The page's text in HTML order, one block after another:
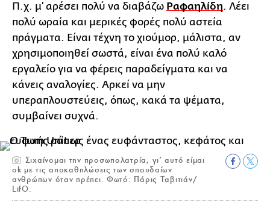
Π.χ. μ’ αρέσει πολύ να διαβάζω Ραφαηλίδη. Λέει
πολύ ωραία και μερικές φορές πολύ αστεία
πράγματα. Είναι τέχνη το χιούμορ, μάλιστα, αν
χρησιμοποιηθεί σωστά, είναι ένα πολύ καλό
εργαλείο για να φέρεις παραδείγματα και να
κάνεις αναλογίες. Αρκεί να μην
υπεραπλουστεύεις, όπως, κακά τα ψέματα,
συμβαίνει συχνά.
Σιχαίνομαι την προσωπολατρία, γι’ αυτό είμαι
οk με τις αποκαθηλώσεις των σπουδαίων
ανθρώπων όταν πρέπει. Φωτό: Πάρις Ταβιτιάν/
LifO.